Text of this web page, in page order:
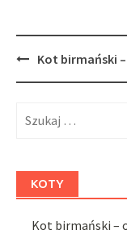
Post
navigation
Kot birmański
KOTY
Kot birmański –